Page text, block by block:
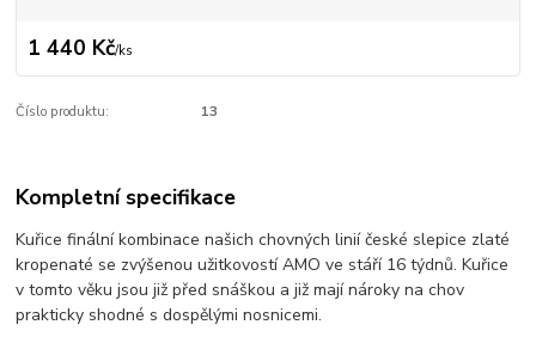
1 440 Kč/ks
Číslo produktu: 13
Kompletní specifikace
Kuřice finální kombinace našich chovných linií české slepice zlaté
kropenaté se zvýšenou užitkovostí AMO ve stáří 16 týdnů. Kuřice
v tomto věku jsou již před snáškou a již mají nároky na chov
prakticky shodné s dospělými nosnicemi.